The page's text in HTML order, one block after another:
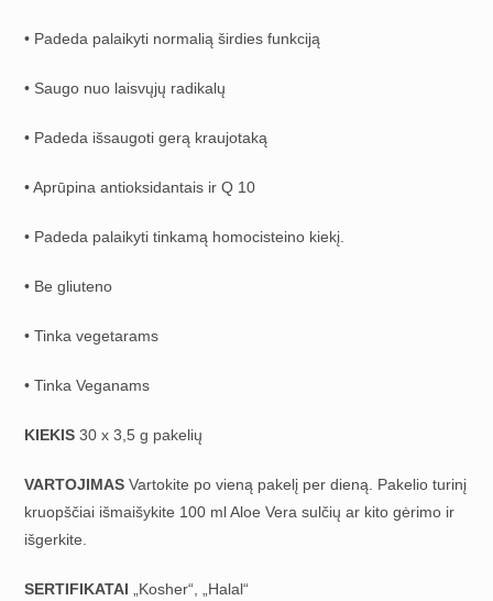
• Padeda palaikyti normalią širdies funkciją
• Saugo nuo laisvųjų radikalų
• Padeda išsaugoti gerą kraujotaką
• Aprūpina antioksidantais ir Q 10
• Padeda palaikyti tinkamą homocisteino kiekį.
• Be gliuteno
• Tinka vegetarams
• Tinka Veganams
KIEKIS 30 x 3,5 g pakelių
VARTOJIMAS Vartokite po vieną pakelį per dieną. Pakelio turinį
kruopščiai išmaišykite 100 ml Aloe Vera sulčių ar kito gėrimo ir
išgerkite.
SERTIFIKATAI „Kosher“, „Halal“